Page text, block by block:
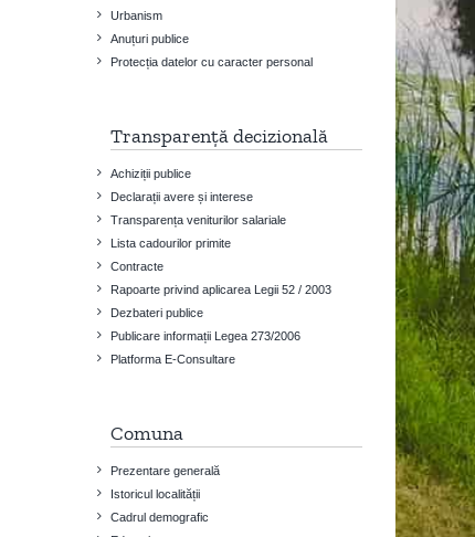
Urbanism
Anuțuri publice
Protecția datelor cu caracter personal
Transparență decizională
Achiziții publice
Declarații avere și interese
Transparența veniturilor salariale
Lista cadourilor primite
Contracte
Rapoarte privind aplicarea Legii 52 / 2003
Dezbateri publice
Publicare informații Legea 273/2006
Platforma E-Consultare
Comuna
Prezentare generală
Istoricul localității
Cadrul demografic